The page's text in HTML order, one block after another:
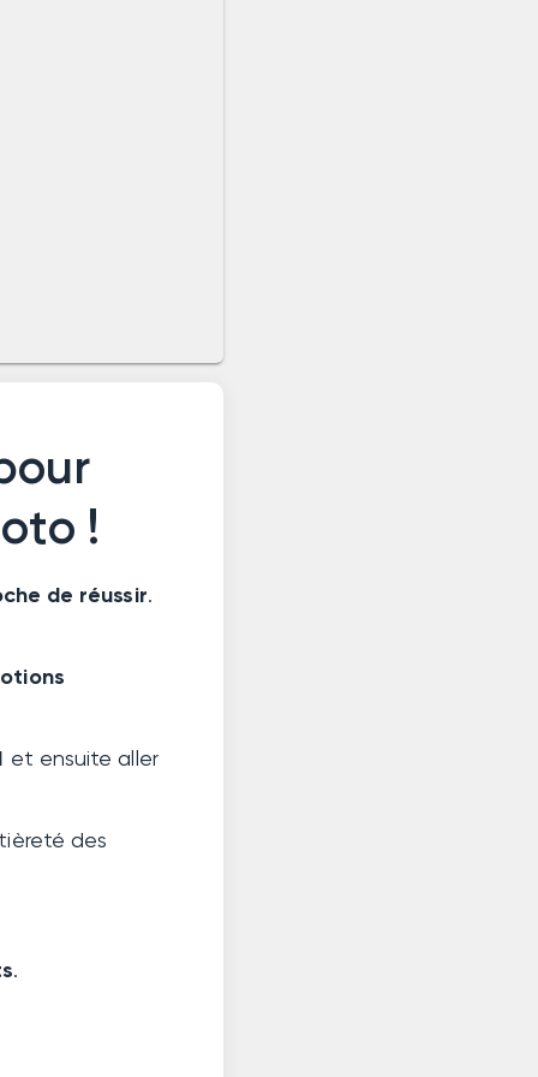
!
de réussir.
et ensuite aller
des
.